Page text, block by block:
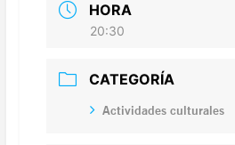
HORA
20:30
CATEGORÍA
Actividades culturales